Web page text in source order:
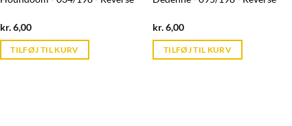
kr.6,00Current
is:
kr. 39,95.
TILFØJ TIL KURV
kr.6,00Current
is:
kr. 39,95.
TILFØJ TIL KURV